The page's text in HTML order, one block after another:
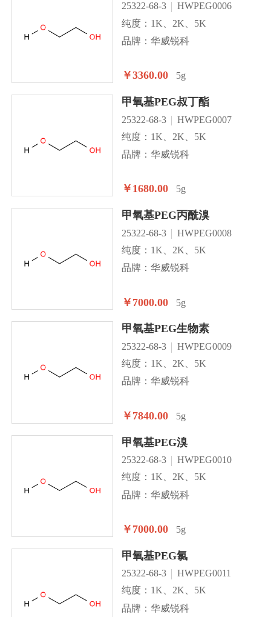
25322-68-3
HWPEG0006
纯度：1K、2K、5K
品牌：华威锐科
￥3360.00 5g
甲氧基PEG叔丁酯
25322-68-3
HWPEG0007
纯度：1K、2K、5K
品牌：华威锐科
￥1680.00 5g
甲氧基PEG丙酰溴
25322-68-3
HWPEG0008
纯度：1K、2K、5K
品牌：华威锐科
￥7000.00 5g
甲氧基PEG生物素
25322-68-3
HWPEG0009
纯度：1K、2K、5K
品牌：华威锐科
￥7840.00 5g
甲氧基PEG溴
25322-68-3
HWPEG0010
纯度：1K、2K、5K
品牌：华威锐科
￥7000.00 5g
甲氧基PEG氯
25322-68-3
HWPEG0011
纯度：1K、2K、5K
品牌：华威锐科